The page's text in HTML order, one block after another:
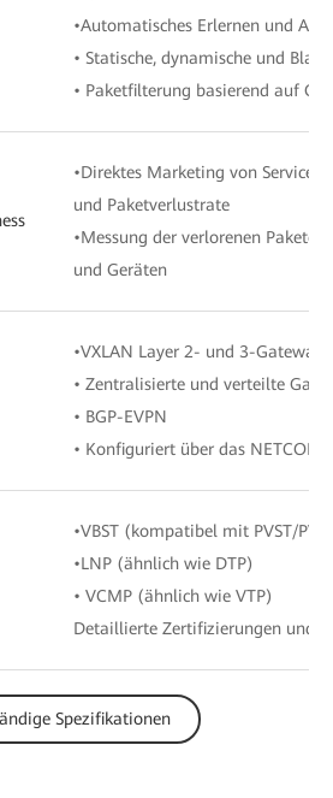
•Automatisches Erlernen und
• Statische, dynamische und
• Paketfilterung basierend auf
•Direktes Marketing von Service-
und Paketverlustrate
•Messung der verlorenen Pakete
und Geräten
•VXLAN Layer 2- und 3-Gateways
• Zentralisierte und verteilte
• BGP-EVPN
• Konfiguriert über das
•VBST (kompatibel mit PVST/
•LNP (ähnlich wie DTP)
• VCMP (ähnlich wie VTP)
Detaillierte Zertifizierungen und
Spezifikationen